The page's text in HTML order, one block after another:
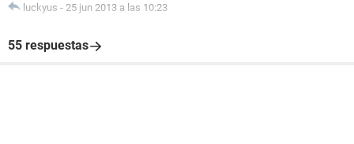
luckyus - 25 jun 2013 a las 10:23
55 respuestas